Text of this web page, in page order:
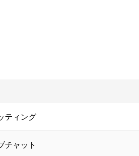
ティング
チャット